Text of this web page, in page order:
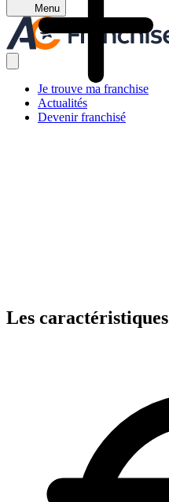
Menu
Je trouve ma franchise
Actualités
Devenir franchisé
Les caractéristiques